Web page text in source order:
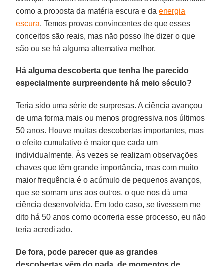
como a proposta da matéria escura e daenergia
escura. Temos provas convincentes de que esses
conceitos são reais, mas não posso lhe dizer o que
são ou se há alguma alternativa melhor.
Há alguma descoberta que tenha lhe parecido
especialmente surpreendente há meio século?
Teria sido uma série de surpresas. A ciência avançou
de uma forma mais ou menos progressiva nos últimos
50 anos. Houve muitas descobertas importantes, mas
o efeito cumulativo é maior que cada um
individualmente. Às vezes se realizam observações
chaves que têm grande importância, mas com muito
maior frequência é o acúmulo de pequenos avanços,
que se somam uns aos outros, o que nos dá uma
ciência desenvolvida. Em todo caso, se tivessem me
dito há 50 anos como ocorreria esse processo, eu não
teria acreditado.
De fora, pode parecer que as grandes
descobertas vêm do nada, de momentos de